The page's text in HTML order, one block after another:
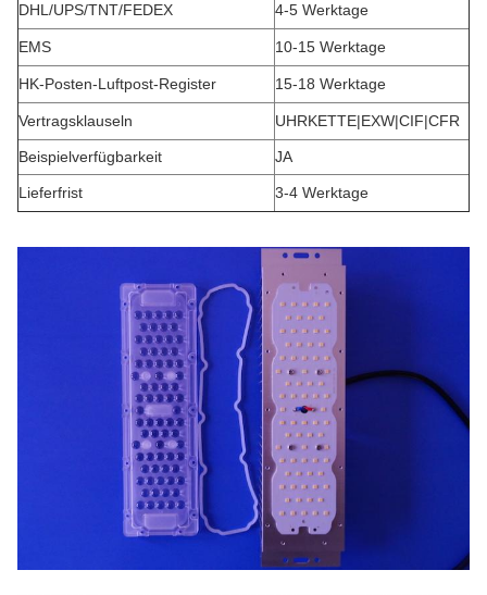
DHL/UPS/TNT/FEDEX 4-5 Werktage
EMS 10-15 Werktage
HK-Posten-Luftpost-Register 15-18 Werktage
Vertragsklauseln UHRKETTE|EXW|CIF|CFR
Beispielverfügbarkeit JA
Lieferfrist 3-4 Werktage